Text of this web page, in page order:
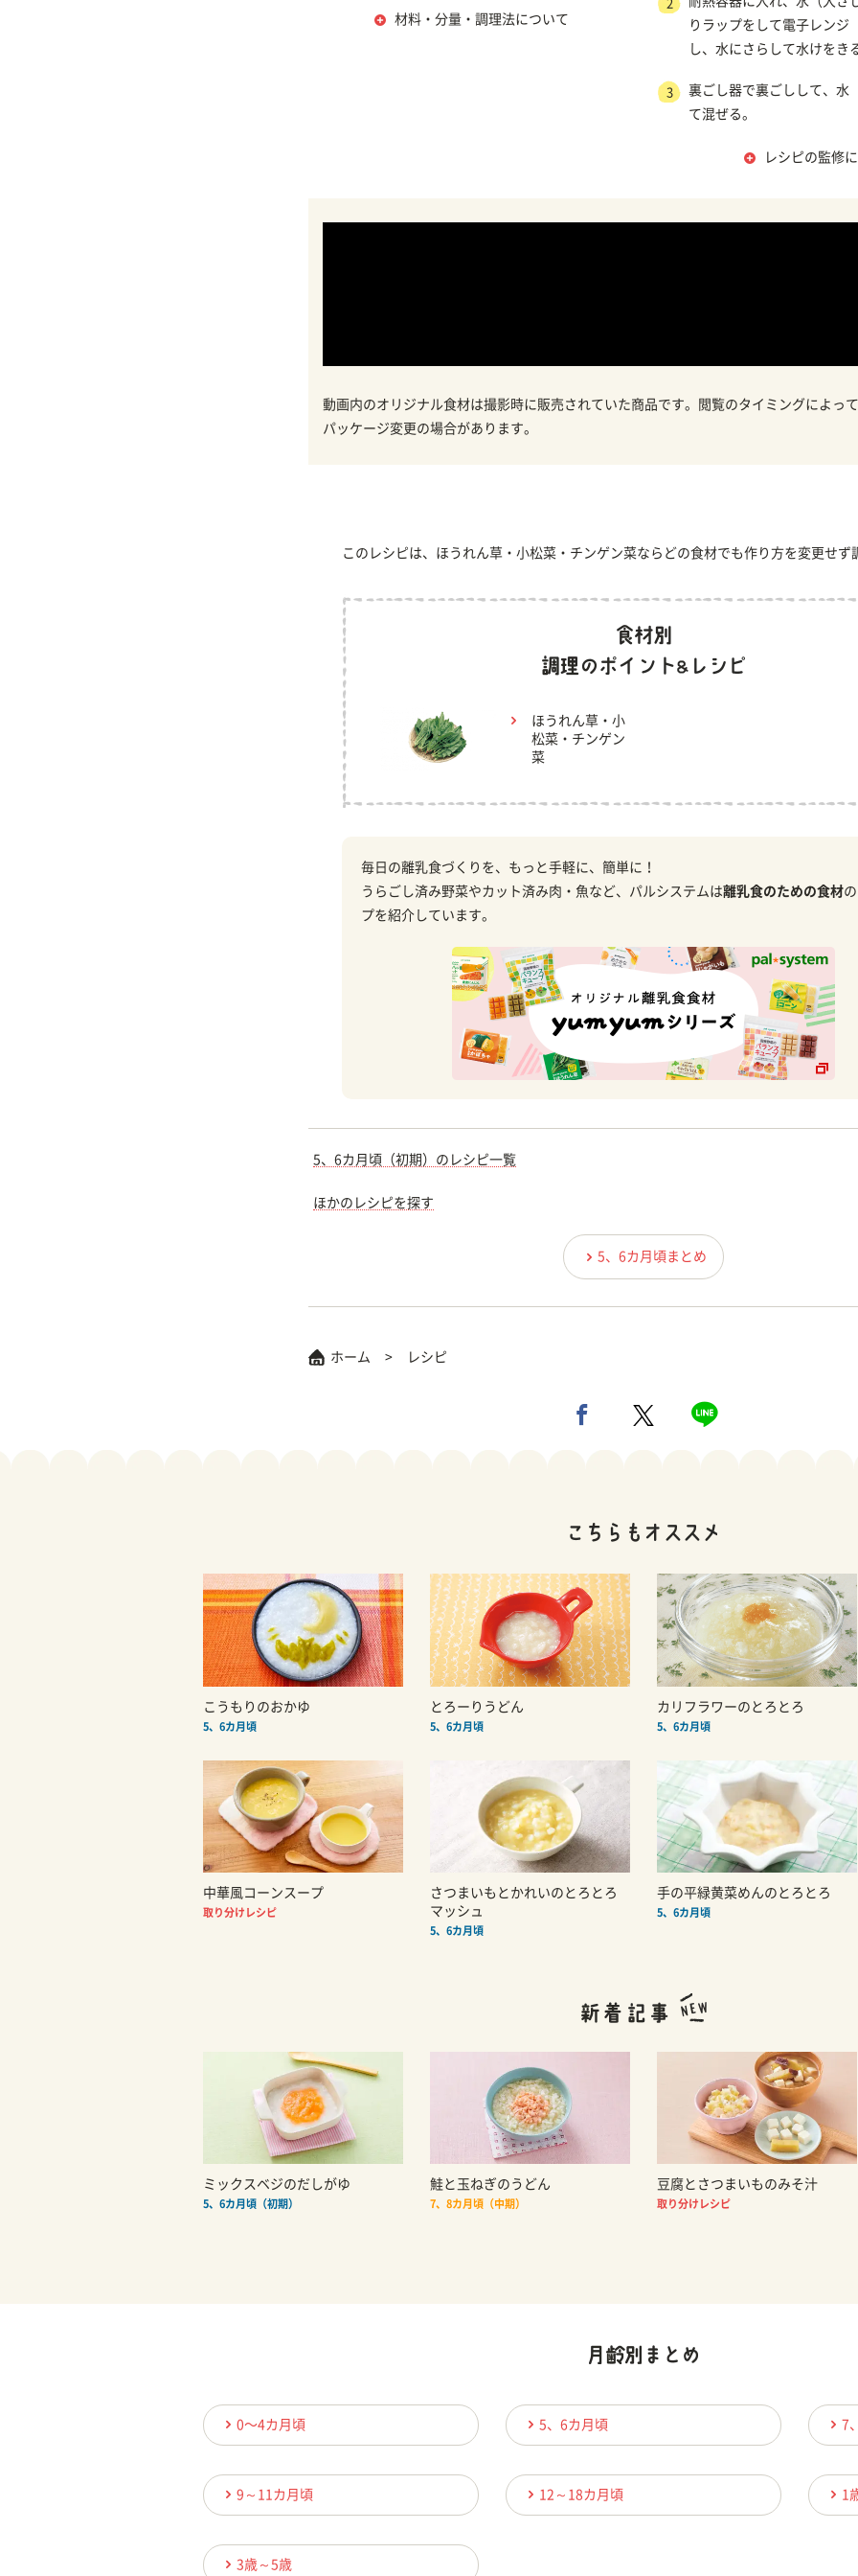
材料・分量・調理法について
2
りラップをして電子レンジ
し、水にさらして水けをき
3
裏ごし器で裏ごしして、水
て混ぜる。
レシピの監修
動画内のオリジナル食材は撮影時に販売されていた商品です。閲覧のタイミングによっ
パッケージ変更の場合があります。
このレシピは、ほうれん草・小松菜・チンゲン菜ならどの食材でも作り方を変更せず
ほうれん草・小
松菜・チンゲン
菜
毎日の離乳食づくりを、もっと手軽に、簡単に！
うらごし済み野菜やカット済み肉・魚など、パルシステムは離乳食のための食材
プを紹介しています。
5、6カ月頃（初期）のレシピ一覧
ほかのレシピを探す
5、6カ月頃まとめ
ホーム レシピ
こうもりのおかゆ
5、6カ月頃
とろーりうどん
5、6カ月頃
カリフラワーのとろとろ
5、6カ月頃
中華風コーンスープ
取り分けレシピ
さつまいもとかれいのとろとろ
マッシュ
5、6カ月頃
手の平緑黄菜めんのとろとろ
5、6カ月頃
ミックスベジのだしがゆ
5、6カ月頃（初期）
鮭と玉ねぎのうどん
7、8カ月頃（中期）
豆腐とさつまいものみそ汁
取り分けレシピ
0〜4カ月頃 5、6カ月頃 7
9～11カ月頃 12～18カ月頃 1
3歳～5歳